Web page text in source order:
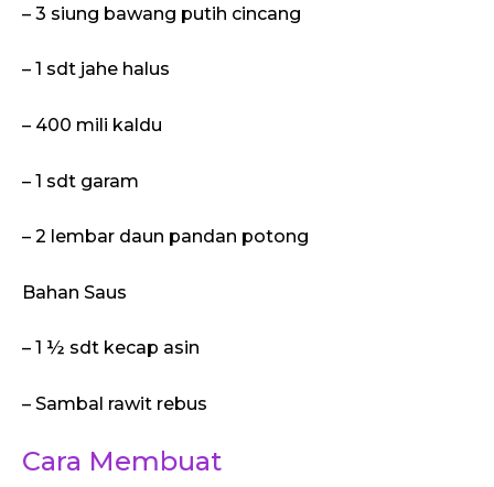
– 3 siung bawang putih cincang
– 1 sdt jahe halus
– 400 mili kaldu
– 1 sdt garam
– 2 lembar daun pandan potong
Bahan Saus
– 1 ½ sdt kecap asin
– Sambal rawit rebus
Cara Membuat